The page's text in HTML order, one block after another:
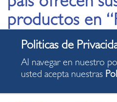
productos en
Nacional de
de Nuestras
Al navegar en nuestro
usted acepta nuestras